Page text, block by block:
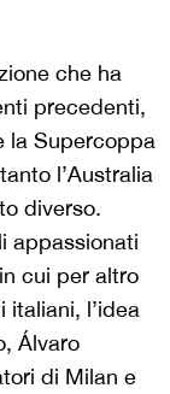
che ha
precedenti,
la Supercoppa
l’Australia
diverso.
appassionati
cui per altro
italiani, l’idea
Álvaro
di Milan e